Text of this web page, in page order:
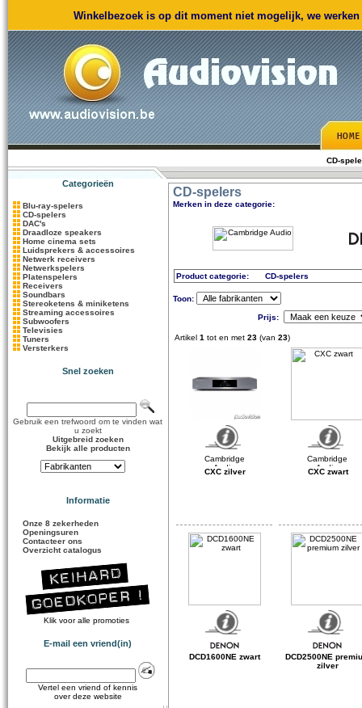
Winkelbezoek is op dit moment niet mogelijk, we
CD-
Categorieën
Blu-ray-spelers
CD-spelers
DAC's
Draadloze speakers
Home cinema sets
Luidsprekers & accessoires
Netwerk receivers
Netwerkspelers
Platenspelers
Receivers
Soundbars
Stereoketens & miniketens
Streaming accessoires
Subwoofers
Televisies
Tuners
Versterkers
Snel zoeken
Gebruik een trefwoord om te vinden wat
u zoekt
Uitgebreid zoeken
Bekijk alle producten
Informatie
Onze 8 zekerheden
Openingsuren
Contacteer ons
Overzicht catalogus
Klik voor alle promoties
E-mail een vriend(in)
Vertel een vriend of kennis
over deze website
CD-spelers
Merken in deze categorie:
Product categorie: CD-spelers
Toon:
Prijs:
Artikel 1 tot en met 23 (van 23)
CXC zilver CXC zwart
DCD1600NE zwart
DCD2500NE
zilver